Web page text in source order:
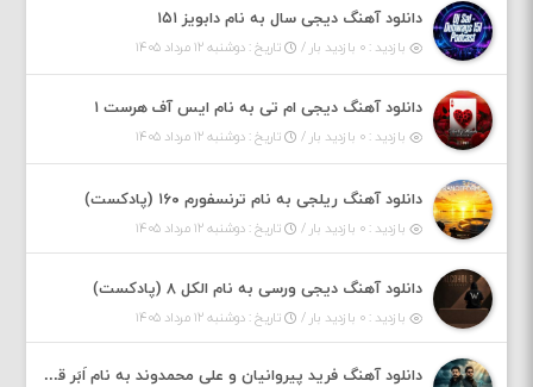
دانلود آهنگ دیجی سال به نام دابویز ۱۵۱
بازدید : ۰ بازدید بار / تاریخ : دوشنبه ۱۲ مرداد ۱۴۰۵
دانلود آهنگ دیجی ام تی به نام ایس آف هرست ۱
بازدید : ۰ بازدید بار / تاریخ : دوشنبه ۱۲ مرداد ۱۴۰۵
دانلود آهنگ ریلجی به نام ترنسفورم ۱۶۰ (پادکست)
بازدید : ۰ بازدید بار / تاریخ : دوشنبه ۱۲ مرداد ۱۴۰۵
دانلود آهنگ دیجی ورسی به نام الکل ۸ (پادکست)
بازدید : ۰ بازدید بار / تاریخ : دوشنبه ۱۲ مرداد ۱۴۰۵
دانلود آهنگ فرید پیروانیان و علی محمدوند به نام اَبَر قدرت